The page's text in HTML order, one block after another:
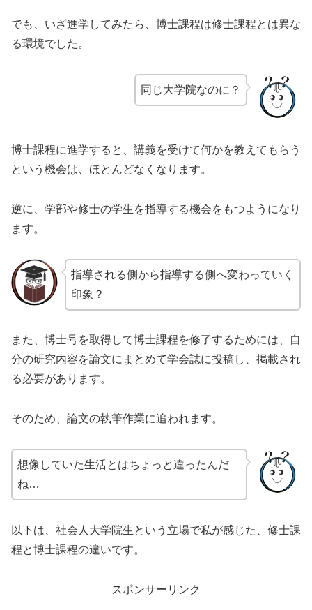
でも、いざ進学してみたら、博士課程は修士課程とは異な
る環境でした。
同じ大学院なのに？
博士課程に進学すると、講義を受けて何かを教えてもらう
という機会は、ほとんどなくなります。
逆に、学部や修士の学生を指導する機会をもつようになり
ます。
指導される側から指導する側へ変わっていく
印象？
また、博士号を取得して博士課程を修了するためには、自
分の研究内容を論文にまとめて学会誌に投稿し、掲載され
る必要があります。
そのため、論文の執筆作業に追われます。
想像していた生活とはちょっと違ったんだ
ね…
以下は、社会人大学院生という立場で私が感じた、修士課
程と博士課程の違いです。
スポンサーリンク